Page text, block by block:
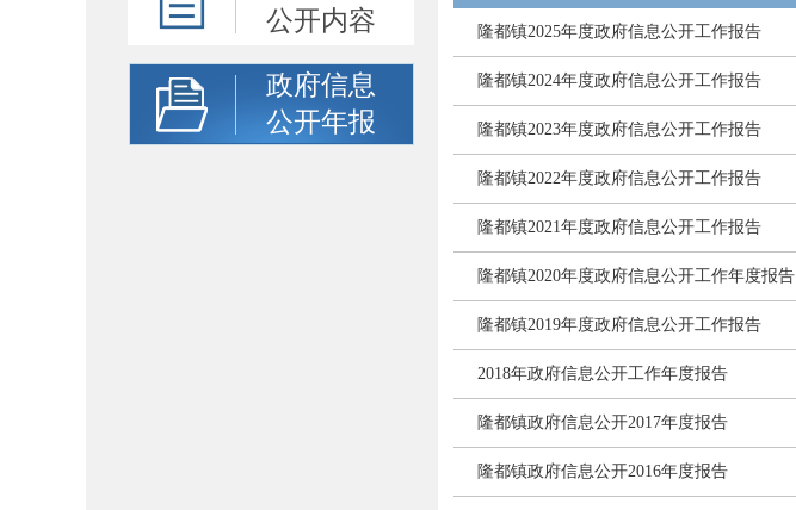
公开内容
政府信息
公开年报
隆都镇2025年度政府信息公开工作报告
隆都镇2024年度政府信息公开工作报告
隆都镇2023年度政府信息公开工作报告
隆都镇2022年度政府信息公开工作报告
隆都镇2021年度政府信息公开工作报告
隆都镇2020年度政府信息公开工作年度报告
隆都镇2019年度政府信息公开工作报告
2018年政府信息公开工作年度报告
隆都镇政府信息公开2017年度报告
隆都镇政府信息公开2016年度报告